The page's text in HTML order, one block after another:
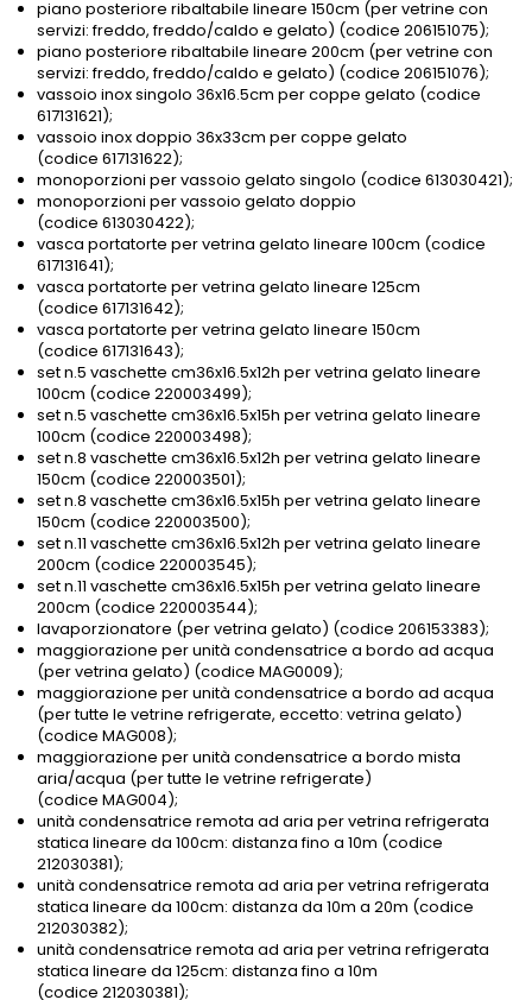
piano posteriore ribaltabile lineare 150cm (per vetrine con
servizi: freddo, freddo/caldo e gelato) (codice 206151075);
piano posteriore ribaltabile lineare 200cm (per vetrine con
servizi: freddo, freddo/caldo e gelato) (codice 206151076);
vassoio inox singolo 36x16.5cm per coppe gelato (codice
617131621);
vassoio inox doppio 36x33cm per coppe gelato
(codice 617131622);
monoporzioni per vassoio gelato singolo (codice 613030421);
monoporzioni per vassoio gelato doppio
(codice 613030422);
vasca portatorte per vetrina gelato lineare 100cm (codice
617131641);
vasca portatorte per vetrina gelato lineare 125cm
(codice 617131642);
vasca portatorte per vetrina gelato lineare 150cm
(codice 617131643);
set n.5 vaschette cm36x16.5x12h per vetrina gelato lineare
100cm (codice 220003499);
set n.5 vaschette cm36x16.5x15h per vetrina gelato lineare
100cm (codice 220003498);
set n.8 vaschette cm36x16.5x12h per vetrina gelato lineare
150cm (codice 220003501);
set n.8 vaschette cm36x16.5x15h per vetrina gelato lineare
150cm (codice 220003500);
set n.11 vaschette cm36x16.5x12h per vetrina gelato lineare
200cm (codice 220003545);
set n.11 vaschette cm36x16.5x15h per vetrina gelato lineare
200cm (codice 220003544);
lavaporzionatore (per vetrina gelato) (codice 206153383);
maggiorazione per unità condensatrice a bordo ad acqua
(per vetrina gelato) (codice MAG0009);
maggiorazione per unità condensatrice a bordo ad acqua
(per tutte le vetrine refrigerate, eccetto: vetrina gelato)
(codice MAG008);
maggiorazione per unità condensatrice a bordo mista
aria/acqua (per tutte le vetrine refrigerate)
(codice MAG004);
unità condensatrice remota ad aria per vetrina refrigerata
statica lineare da 100cm: distanza fino a 10m (codice
212030381);
unità condensatrice remota ad aria per vetrina refrigerata
statica lineare da 100cm: distanza da 10m a 20m (codice
212030382);
unità condensatrice remota ad aria per vetrina refrigerata
statica lineare da 125cm: distanza fino a 10m
(codice 212030381);